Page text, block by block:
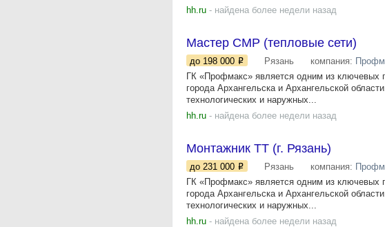
hh.ru - найдена более недели назад
Мастер СМР (тепловые сети)
до 198 000 Рязань компания:
ГК «Профмакс» является одним из ключевых
города Архангельска и Архангельской
технологических и наружных...
hh.ru - найдена более недели назад
Монтажник ТТ (г. Рязань)
до 231 000 Рязань компания:
ГК «Профмакс» является одним из ключевых
города Архангельска и Архангельской
технологических и наружных...
hh.ru - найдена более недели назад